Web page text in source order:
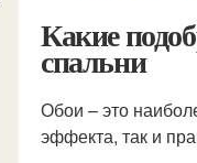
Какие
спальни
Обои – это
эффекта, так и